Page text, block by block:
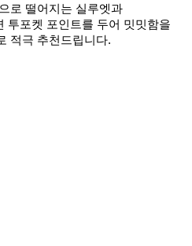
로 떨어지는 실루엣과
투포켓 포인트를 두어 밋밋함을
적극 추천드립니다.